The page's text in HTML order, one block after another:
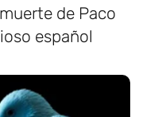
de Paco
español